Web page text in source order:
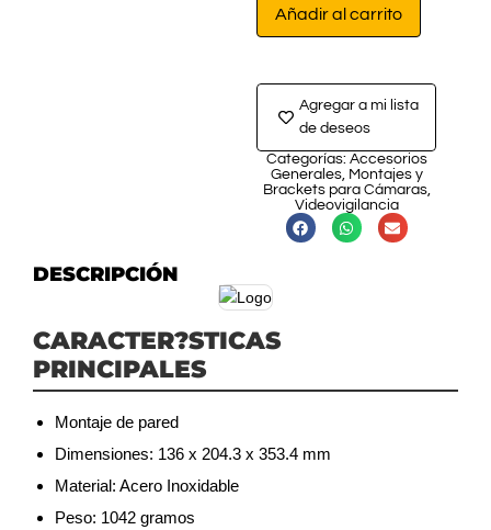
Añadir al carrito
Agregar a mi lista
de deseos
Categorías: Accesorios
Generales, Montajes y
Brackets para Cámaras,
Videovigilancia
DESCRIPCIÓN
CARACTER?STICAS
PRINCIPALES
Montaje de pared
Dimensiones: 136 x 204.3 x 353.4 mm
Material: Acero Inoxidable
Peso: 1042 gramos